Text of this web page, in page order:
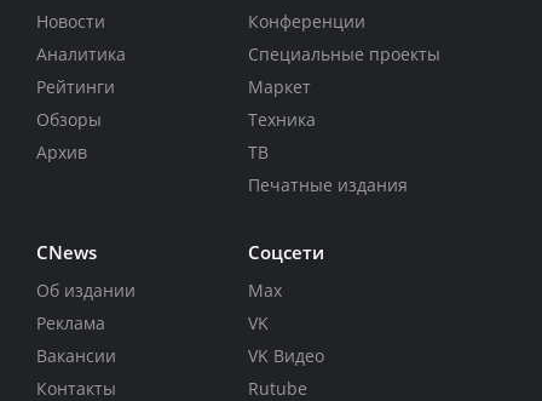
Новости
Аналитика
Рейтинги
Обзоры
Архив
Конференции
Специальные проекты
Маркет
Техника
ТВ
Печатные издания
CNews
Об издании
Реклама
Вакансии
Контакты
Соцсети
Max
VK
VK Видео
Rutube